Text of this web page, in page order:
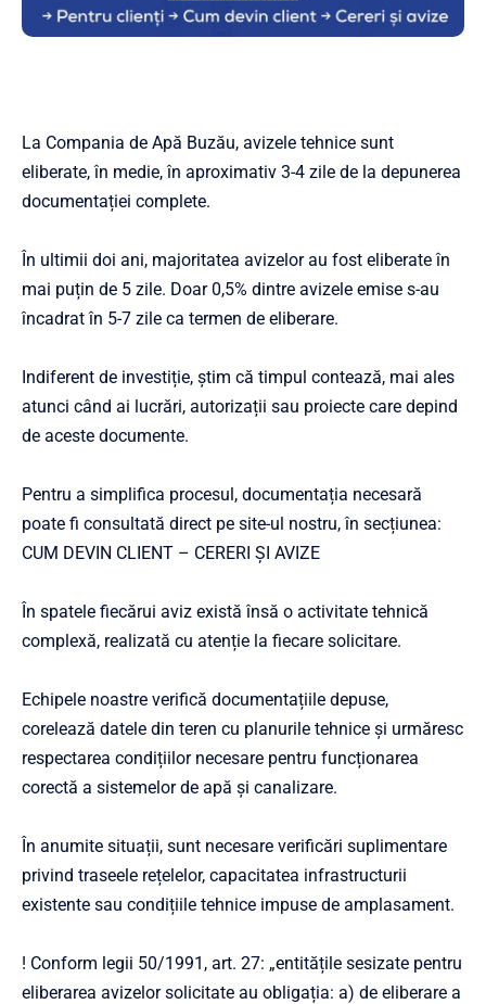
La Compania de Apă Buzău, avizele tehnice sunt
eliberate, în medie, în aproximativ 3-4 zile de la depunerea
documentației complete.
În ultimii doi ani, majoritatea avizelor au fost eliberate în
mai puțin de 5 zile. Doar 0,5% dintre avizele emise s-au
încadrat în 5-7 zile ca termen de eliberare.
Indiferent de investiție, știm că timpul contează, mai ales
atunci când ai lucrări, autorizații sau proiecte care depind
de aceste documente.
Pentru a simplifica procesul, documentația necesară
poate fi consultată direct pe site-ul nostru, în secțiunea:
CUM DEVIN CLIENT – CERERI ȘI AVIZE
În spatele fiecărui aviz există însă o activitate tehnică
complexă, realizată cu atenție la fiecare solicitare.
Echipele noastre verifică documentațiile depuse,
corelează datele din teren cu planurile tehnice și urmăresc
respectarea condițiilor necesare pentru funcționarea
corectă a sistemelor de apă și canalizare.
În anumite situații, sunt necesare verificări suplimentare
privind traseele rețelelor, capacitatea infrastructurii
existente sau condițiile tehnice impuse de amplasament.
! Conform legii 50/1991, art. 27: „entitățile sesizate pentru
eliberarea avizelor solicitate au obligația: a) de eliberare a